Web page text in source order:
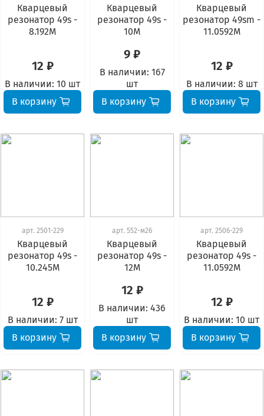
Кварцевый
резонатор 49s -
8.192М
12 ₽
В наличии: 10 шт
В корзину
Кварцевый
резонатор 49s -
10М
9 ₽
В наличии: 167
шт
В корзину
Кварцевый
резонатор 49sm -
11.0592М
12 ₽
В наличии: 8 шт
В корзину
арт. 2501-229
Кварцевый
резонатор 49s -
10.245М
12 ₽
В наличии: 7 шт
В корзину
арт. 552-м26
Кварцевый
резонатор 49s -
12М
12 ₽
В наличии: 436
шт
В корзину
арт. 2506-229
Кварцевый
резонатор 49s -
11.0592М
12 ₽
В наличии: 10 шт
В корзину